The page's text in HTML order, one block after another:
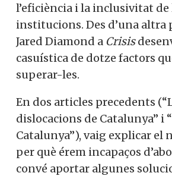
l’eficiència i la inclusivitat de
institucions. Des d’una altra
Jared Diamond a Crisis
casuística de dotze factors
superar-les.
En dos articles precedents
dislocacions de Catalunya” i
Catalunya”), vaig explicar el
per què érem incapaços
convé aportar algunes